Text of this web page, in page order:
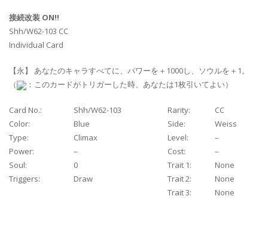
接続改装 ON!!
Shh/W62-103 CC
Individual Card
【永】 あなたのキャラすべてに、パワーを＋1000し、ソウルを＋1。
（
：このカードがトリガーした時、あなたは1枚引いてよい）
Card No.: Shh/W62-103 Rarity:
CC
Color:
Blue Side:
Weiss
Type:
Climax Level:
–
Power:
– Cost:
–
Soul:
0 Trait 1:
None
Triggers:
Draw Trait 2:
None
Trait 3:
None